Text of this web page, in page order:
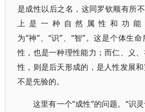
是成性以后之名，这同罗钦顺有所
上是一种自然属性和功能
为“神”、“识”、“智”。这是个体生
性，也是一种理性能力；而仁、义
性，则是后天形成的，是人性发展
不是先验的。
这里有一个“成性”的问题。“识